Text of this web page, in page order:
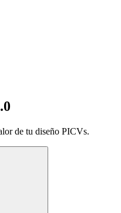
de tu diseño PICVs.